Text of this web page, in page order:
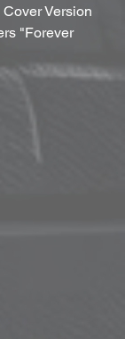
Version
"Forever